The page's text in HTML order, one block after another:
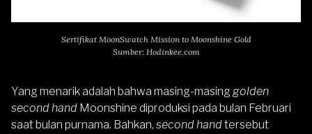
Sertifikat MoonSwatch Mission to Moonshine Gold
Sumber: Hodinkee.com
Yang menarik adalah bahwa masing-masing golden
second hand Moonshine diproduksi pada bulan Februari
saat bulan purnama. Bahkan, second handtersebut